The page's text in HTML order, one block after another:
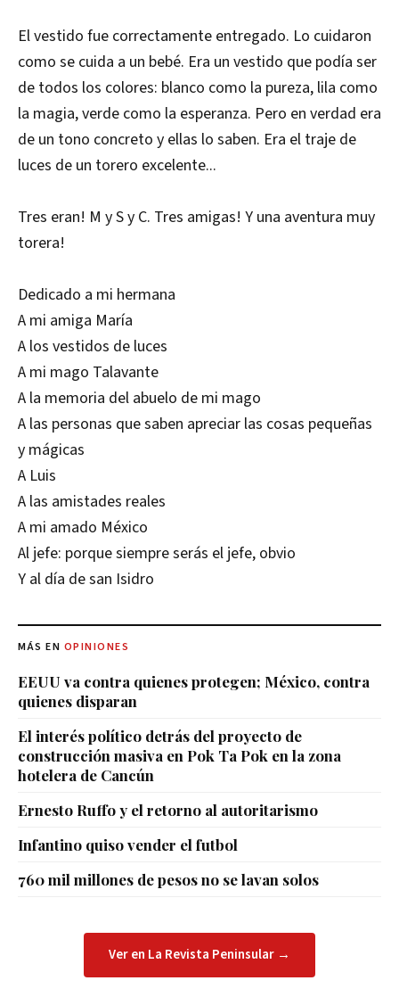
El vestido fue correctamente entregado. Lo cuidaron
como se cuida a un bebé. Era un vestido que podía ser
de todos los colores: blanco como la pureza, lila como
la magia, verde como la esperanza. Pero en verdad era
de un tono concreto y ellas lo saben. Era el traje de
luces de un torero excelente...
Tres eran! M y S y C. Tres amigas! Y una aventura muy
torera!
Dedicado a mi hermana
A mi amiga María
A los vestidos de luces
A mi mago Talavante
A la memoria del abuelo de mi mago
A las personas que saben apreciar las cosas pequeñas
y mágicas
A Luis
A las amistades reales
A mi amado México
Al jefe: porque siempre serás el jefe, obvio
Y al día de san Isidro
MÁS EN OPINIONES
EEUU va contra quienes protegen; México, contra
quienes disparan
El interés político detrás del proyecto de
construcción masiva en Pok Ta Pok en la zona
hotelera de Cancún
Ernesto Ruffo y el retorno al autoritarismo
Infantino quiso vender el futbol
760 mil millones de pesos no se lavan solos
Ver en La Revista Peninsular →